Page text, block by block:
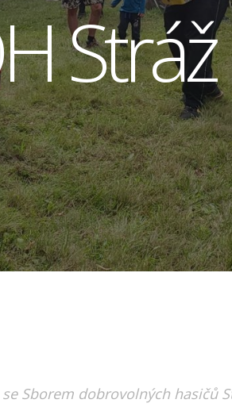
Sborem dobrovolných hasičů